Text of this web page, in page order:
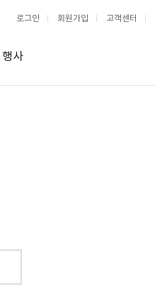
로그인 회원가입 고객센터
행사